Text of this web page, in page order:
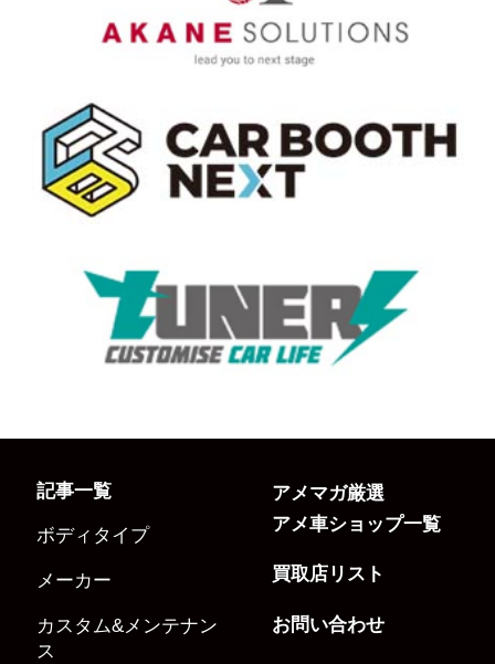
記事一覧
ボディタイプ
メーカー
カスタム&メンテナン
ス
アメマガ厳選
アメ車ショップ一覧
買取店リスト
お問い合わせ